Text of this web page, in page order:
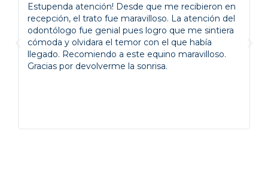
Estupenda atención! Desde que me recibieron en
recepción, el trato fue maravilloso. La atención del
odontólogo fue genial pues logro que me sintiera
cómoda y olvidara el temor con el que había
llegado. Recomiendo a este equino maravilloso.
Gracias por devolverme la sonrisa.